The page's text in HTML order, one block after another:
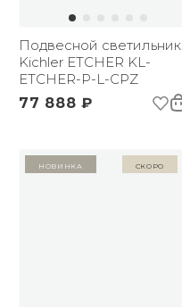
Подвесной светильник
Kichler ETCHER KL-
ETCHER-P-L-CPZ
77 888 ₽
Новинка Скоро